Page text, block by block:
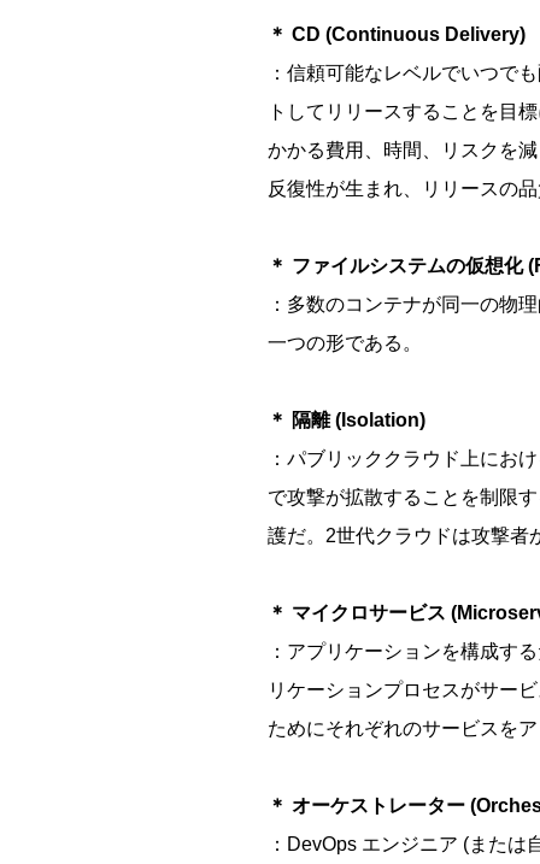
＊ CD (Continuous Delivery)
：信頼可能なレベルでいつで
トしてリリースすることを目
かかる費用、時間、リスクを
反復性が生まれ、リリースの
＊ ファイルシステムの仮想
：多数のコンテナが同一の物
一つの形である。
＊ 隔離 (Isolation)
：パブリッククラウド上にお
で攻撃が拡散することを制限
護だ。2世代クラウドは攻撃者
＊ マイクロサービス
：アプリケーションを構成す
リケーションプロセスがサー
ためにそれぞれのサービスを
＊ オーケストレーター
：DevOps エンジニア (また